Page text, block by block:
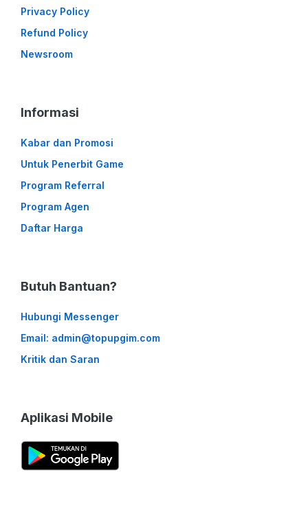
Privacy Policy
Refund Policy
Newsroom
Informasi
Kabar dan Promosi
Untuk Penerbit Game
Program Referral
Program Agen
Daftar Harga
Butuh Bantuan?
Hubungi Messenger
Email: admin@topupgim.com
Kritik dan Saran
Aplikasi Mobile